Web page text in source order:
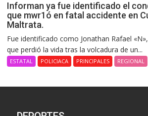
Informan ya fue identificado el
que mwr1ó en fatal accidente en
Maltrata.
Fue identificado como Jonathan Rafael
que perdió la vida tras la volcadura de un...
ESTATAL POLICIACA PRINCIPALES REGIONAL